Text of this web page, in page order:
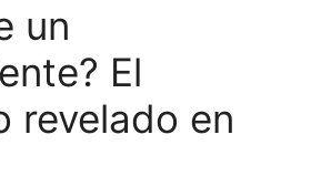
un
El
revelado en